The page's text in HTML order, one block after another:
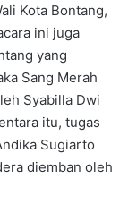
Kota Bontang,
ini juga
yang
Sang Merah
Syabilla Dwi
itu, tugas
Sugiarto
diemban oleh